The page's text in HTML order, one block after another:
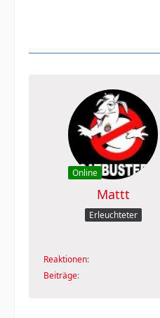
Online
Mattt
Erleuchteter
Reaktionen
Beiträge